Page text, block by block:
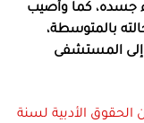
جسده، كما وأصيب
وصفت حالته بالمتوسطة،
إلى المستشفى
بموجب بند 27 أ لقانون الحقوق الأدبية لسنة